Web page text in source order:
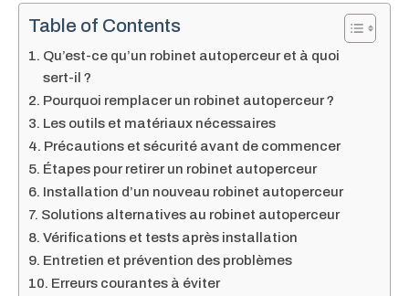
Table of Contents
Qu’est-ce qu’un robinet autoperceur et à quoi
sert-il ?
Pourquoi remplacer un robinet autoperceur ?
Les outils et matériaux nécessaires
Précautions et sécurité avant de commencer
Étapes pour retirer un robinet autoperceur
Installation d’un nouveau robinet autoperceur
Solutions alternatives au robinet autoperceur
Vérifications et tests après installation
Entretien et prévention des problèmes
Erreurs courantes à éviter